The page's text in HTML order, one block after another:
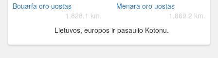
Bouarfa oro uostas
1,828.1 km.
Menara oro uostas
1,869.2 km.
Lietuvos, europos ir pasaulio Kotonu.